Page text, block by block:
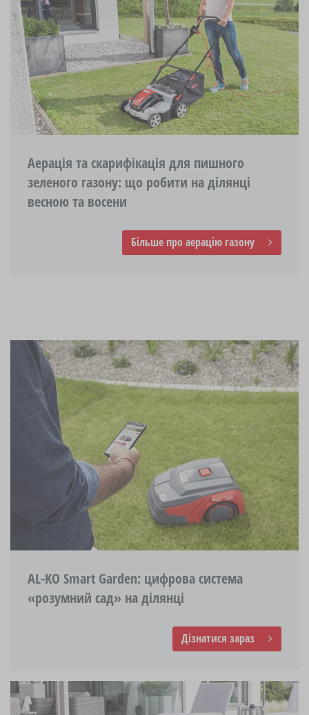
Аерація та скарифікація для пишного
зеленого газону: що робити на ділянці
весною та восени
Більше про аерацію газону
AL-KO Smart Garden: цифрова система
«розумний сад» на ділянці
Дізнатися зараз